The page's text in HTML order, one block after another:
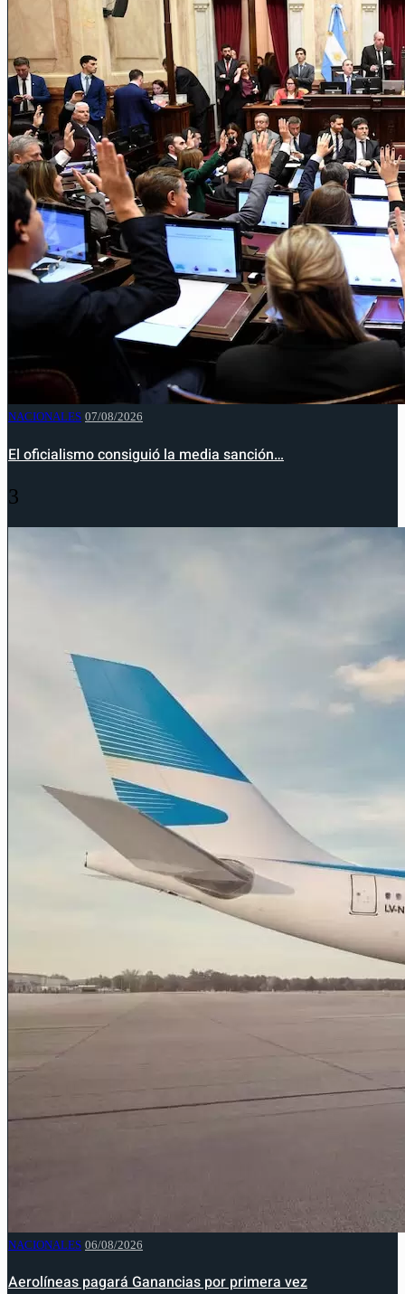
NACIONALES 07/08/2026
El oficialismo consiguió la media sanción…
3
NACIONALES 06/08/2026
Aerolíneas pagará Ganancias por primera vez